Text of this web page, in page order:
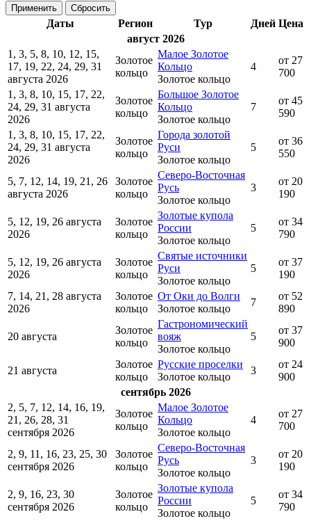
Даты Регион Тур Дней Цена
август 2026
1, 3, 5, 8, 10, 12, 15,
17, 19, 22, 24, 29, 31
августа 2026
Золотое
кольцо
Малое Золотое
Кольцо
Золотое кольцо
4
от 27
700
1, 3, 8, 10, 15, 17, 22,
24, 29, 31 августа
2026
Золотое
кольцо
Большое Золотое
Кольцо
Золотое кольцо
7
от 45
590
1, 3, 8, 10, 15, 17, 22,
24, 29, 31 августа
2026
Золотое
кольцо
Города золотой
Руси
Золотое кольцо
5
от 36
550
5, 7, 12, 14, 19, 21, 26
августа 2026
Золотое
кольцо
Северо-Восточная
Русь
Золотое кольцо
3
от 20
190
5, 12, 19, 26 августа
2026
Золотое
кольцо
Золотые купола
России
Золотое кольцо
5
от 34
790
5, 12, 19, 26 августа
2026
Золотое
кольцо
Святые источники
Руси
Золотое кольцо
5
от 37
190
7, 14, 21, 28 августа
2026
Золотое
кольцо
От Оки до Волги
Золотое кольцо
7
от 52
890
20 августа
Золотое
кольцо
Гастрономический
вояж
Золотое кольцо
5
от 37
900
21 августа
Золотое
кольцо
Русские проселки
Золотое кольцо
3
от 24
900
сентябрь 2026
2, 5, 7, 12, 14, 16, 19,
21, 26, 28, 31
сентября 2026
Золотое
кольцо
Малое Золотое
Кольцо
Золотое кольцо
4
от 27
700
2, 9, 11, 16, 23, 25, 30
сентября 2026
Золотое
кольцо
Северо-Восточная
Русь
Золотое кольцо
3
от 20
190
2, 9, 16, 23, 30
сентября 2026
Золотое
кольцо
Золотые купола
России
Золотое кольцо
5
от 34
790